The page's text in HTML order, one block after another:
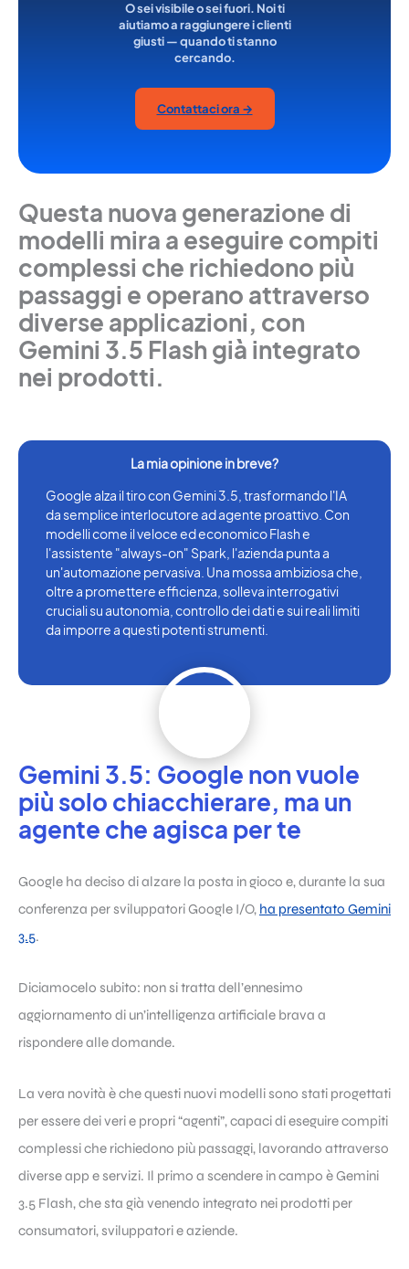
O sei visibile o sei fuori. Noi ti
aiutiamo a raggiungere i clienti
giusti — quando ti stanno
cercando.
Contattaci ora →
Questa nuova generazione di
modelli mira a eseguire compiti
complessi che richiedono più
passaggi e operano attraverso
diverse applicazioni, con
Gemini 3.5 Flash già integrato
nei prodotti.
Google alza il tiro con Gemini 3.5, trasformando l'IA
da semplice interlocutore ad agente proattivo. Con
modelli come il veloce ed economico Flash e
l'assistente "always-on" Spark, l'azienda punta a
un'automazione pervasiva. Una mossa ambiziosa che,
oltre a promettere efficienza, solleva interrogativi
cruciali su autonomia, controllo dei dati e sui reali limiti
da imporre a questi potenti strumenti.
Gemini 3.5: Google non vuole
più solo chiacchierare, ma un
agente che agisca per te
Google ha deciso di alzare la posta in gioco e, durante la sua
conferenza per sviluppatori Google I/O, ha presentato Gemini
3.5.
Diciamocelo subito: non si tratta dell’ennesimo
aggiornamento di un’intelligenza artificiale brava a
rispondere alle domande.
La vera novità è che questi nuovi modelli sono stati progettati
per essere dei veri e propri “agenti”, capaci di eseguire compiti
complessi che richiedono più passaggi, lavorando attraverso
diverse app e servizi. Il primo a scendere in campo è Gemini
3.5 Flash, che sta già venendo integrato nei prodotti per
consumatori, sviluppatori e aziende.